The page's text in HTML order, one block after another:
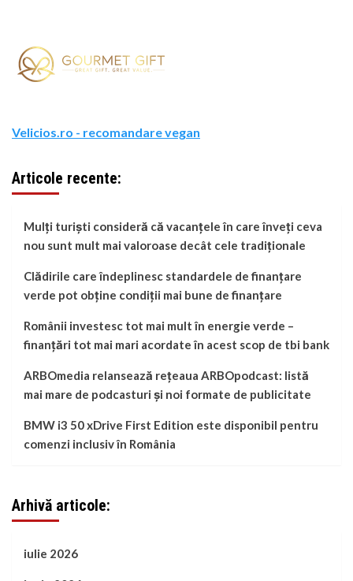
Velicios.ro - recomandare vegan
Articole recente:
Mulți turiști consideră că vacanțele în care înveți ceva
nou sunt mult mai valoroase decât cele tradiționale
Clădirile care îndeplinesc standardele de finanțare
verde pot obține condiții mai bune de finanțare
Românii investesc tot mai mult în energie verde –
finanțări tot mai mari acordate în acest scop de tbi bank
ARBOmedia relansează rețeaua ARBOpodcast: listă
mai mare de podcasturi și noi formate de publicitate
BMW i3 50 xDrive First Edition este disponibil pentru
comenzi inclusiv în România
Arhivă articole:
iulie 2026